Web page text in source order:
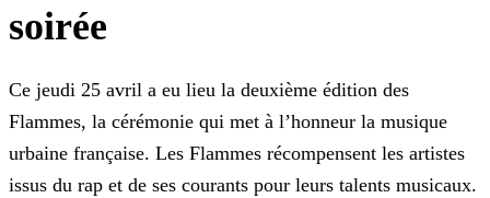
soirée
Ce jeudi 25 avril a eu lieu la deuxième édition des
Flammes, la cérémonie qui met à l’honneur la musique
urbaine française. Les Flammes récompensent les artistes
issus du rap et de ses courants pour leurs talents musicaux.